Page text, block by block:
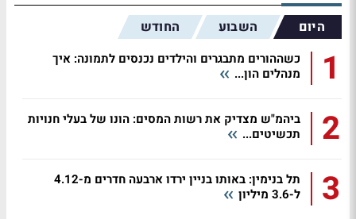
היום השבוע החודש
1
כשההורים מתבגרים והילדים נכנסים לתמונה: איך
מנהלים הון...
2
ביהמ"ש מצדיק את רשות המסים: הונו של בעלי חנויות
תכשיטים...
3
תל בנימין: באותו בניין ירדו ארבעה חדרים מ-4.12
ל-3.6 מיליון